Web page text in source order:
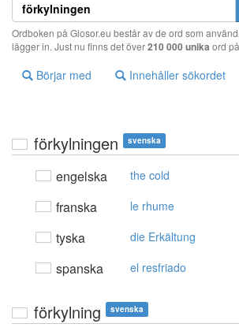
Ordboken på Glosor.eu består av de ord som
lägger in. Just nu finns det över210 000 unika ord
Börjar med Innehåller sökordet
förkylningen svenska
engelska the cold
franska le rhume
tyska die Erkältung
spanska el resfriado
förkylning svenska